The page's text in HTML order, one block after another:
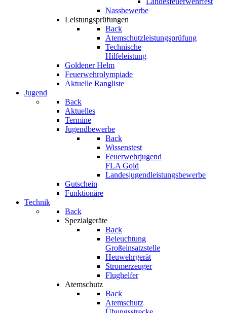
Nassbewerbe
Leistungsprüfungen
Back
Atemschutzleistungsprüfung
Technische
Hilfeleistung
Goldener Helm
Feuerwehrolympiade
Aktuelle Rangliste
Jugend
Back
Aktuelles
Termine
Jugendbewerbe
Back
Wissenstest
Feuerwehrjugend
FLA Gold
Landesjugendleistungsbewerbe
Gutschein
Funktionäre
Technik
Back
Spezialgeräte
Back
Beleuchtung
Großeinsatzstelle
Heuwehrgerät
Stromerzeuger
Flughelfer
Atemschutz
Back
Atemschutz